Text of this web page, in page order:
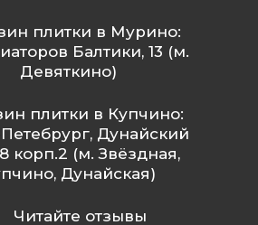
плитки в Мурино:
Балтики, 13 (м.
Девяткино)
плитки в Купчино:
Дунайский
корп.2 (м. Звёздная,
Дунайская)